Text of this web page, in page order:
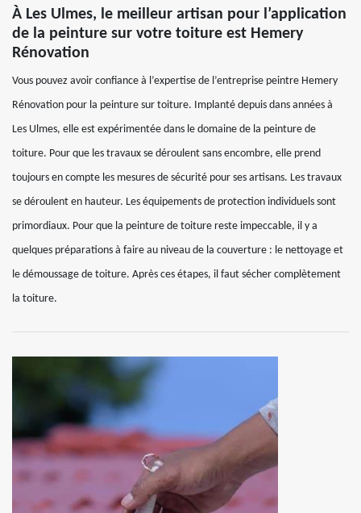
À Les Ulmes, le meilleur artisan pour l’application
de la peinture sur votre toiture est Hemery
Rénovation
Vous pouvez avoir confiance à l’expertise de l’entreprise peintre Hemery
Rénovation pour la peinture sur toiture. Implanté depuis dans années à
Les Ulmes, elle est expérimentée dans le domaine de la peinture de
toiture. Pour que les travaux se déroulent sans encombre, elle prend
toujours en compte les mesures de sécurité pour ses artisans. Les travaux
se déroulent en hauteur. Les équipements de protection individuels sont
primordiaux. Pour que la peinture de toiture reste impeccable, il y a
quelques préparations à faire au niveau de la couverture : le nettoyage et
le démoussage de toiture. Après ces étapes, il faut sécher complètement
la toiture.